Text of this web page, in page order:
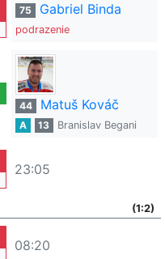
75 Gabriel Binda
podrazenie
44
Matuš Kováč
A 13 Branislav Begani
23:05
(1:2)
08:20